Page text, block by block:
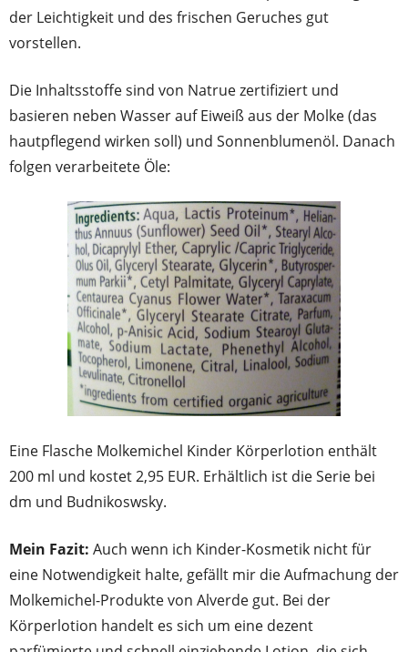
der Leichtigkeit und des frischen Geruches gut
vorstellen.
Die Inhaltsstoffe sind von Natrue zertifiziert und
basieren neben Wasser auf Eiweiß aus der Molke (das
hautpflegend wirken soll) und Sonnenblumenöl. Danach
folgen verarbeitete Öle:
Eine Flasche Molkemichel Kinder Körperlotion enthält
200 ml und kostet 2,95 EUR. Erhältlich ist die Serie bei
dm und Budnikoswsky.
Mein Fazit: Auch wenn ich Kinder-Kosmetik nicht für
eine Notwendigkeit halte, gefällt mir die Aufmachung der
Molkemichel-Produkte von Alverde gut. Bei der
Körperlotion handelt es sich um eine dezent